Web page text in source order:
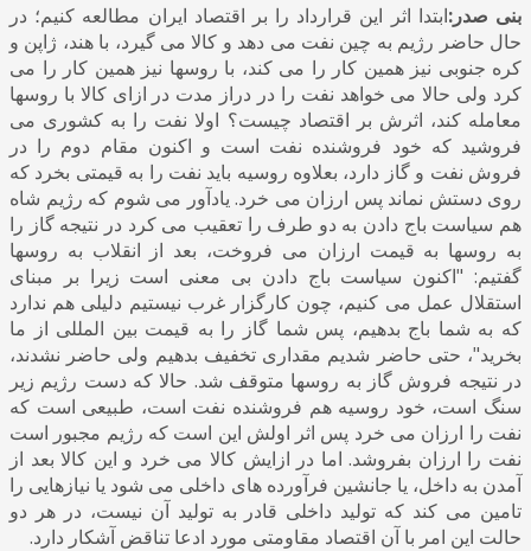
بنی صدر:ابتدا اثر این قرارداد را بر اقتصاد ایران مطالعه کنیم؛ در
حال حاضر رژیم به چین نفت می دهد و کالا می گیرد، باهند، ژاپن و
کره جنوبی نیز همین کار را می کند، با روسها نیز همین کار را می
کرد ولی حالا می خواهد نفت را در دراز مدت در ازای کالا با روسها
معامله کند، اثرش بر اقتصاد چیست؟ اولا نفت را به کشوری می
فروشید که خود فروشنده نفت است و اکنون مقام دوم را در
فروش نفت و گاز دارد، بعلاوه روسیه باید نفت را به قیمتی بخرد که
روی دستش نماند پس ارزان می خرد. یادآور می شوم که رژیم شاه
هم سیاست باج دادن به دو طرف را تعقیب می کرد در نتیجه گاز را
به روسها به قیمت ارزان می فروخت، بعد از انقلاب به روسها
گفتیم: "اکنون سیاست باج دادن بی معنی است زیرا بر مبنای
استقلال عمل می کنیم، چون کارگزار غرب نیستیم دلیلی هم ندارد
که به شما باج بدهیم، پس شما گاز را به قیمت بین المللی از ما
بخرید"، حتی حاضر شدیم مقداری تخفیف بدهیم ولی حاضر نشدند،
در نتیجه فروش گاز به روسها متوقف شد. حالا که دست رژیم زیر
سنگ است، خود روسیه هم فروشنده نفت است، طبیعی است که
نفت را ارزان می خرد پس اثر اولش این است که رژیم مجبور است
نفت را ارزان بفروشد. اما در ازایش کالا می خرد و این کالا بعد از
آمدن به داخل، یا جانشین فرآورده های داخلی می شود یا نیازهایی را
تامین می کند که تولید داخلی قادر به تولید آن نیست، در هر دو
حالت این امر با آن اقتصاد مقاومتی مورد ادعا تناقض آشکار دارد.